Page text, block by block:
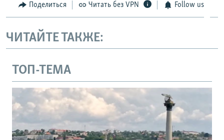
Поделиться Читать без VPN Follow us
ЧИТАЙТЕ ТАКЖЕ:
ТОП-ТЕМА